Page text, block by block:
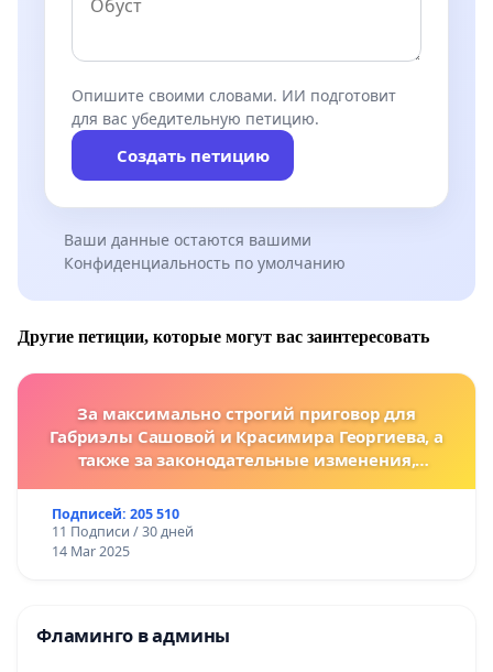
Опишите своими словами. ИИ подготовит
для вас убедительную петицию.
Создать петицию
Ваши данные остаются вашими
Конфиденциальность по умолчанию
Другие петиции, которые могут вас заинтересовать
За максимально строгий приговор для
Габриэлы Сашовой и Красимира Георгиева, а
также за законодательные изменения,
за преступления против животных!
Подписей: 205 510
11 Подписи / 30 дней
14 Mar 2025
Фламинго в админы